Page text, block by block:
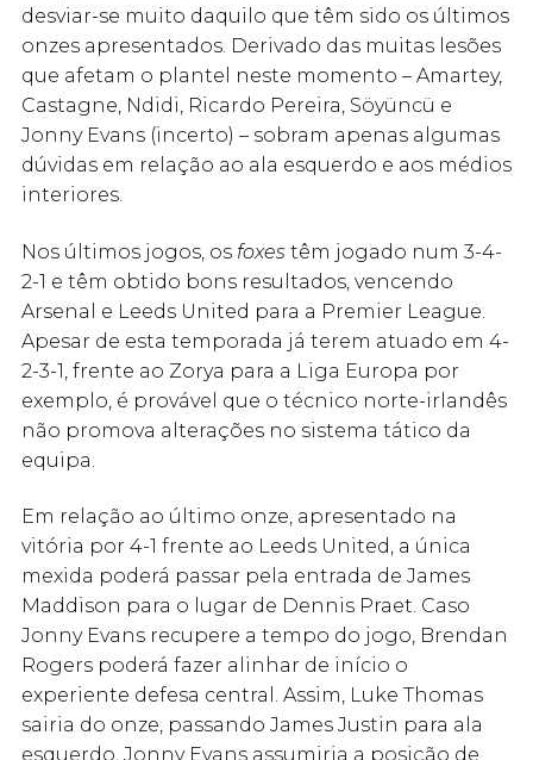
desviar-se muito daquilo que têm sido os últimos
onzes apresentados. Derivado das muitas lesões
que afetam o plantel neste momento – Amartey,
Castagne, Ndidi, Ricardo Pereira, Söyüncü e
Jonny Evans (incerto) – sobram apenas algumas
dúvidas em relação ao ala esquerdo e aos médios
interiores.
Nos últimos jogos, os foxes têm jogado num 3-4-
2-1 e têm obtido bons resultados, vencendo
Arsenal e Leeds United para a Premier League.
Apesar de esta temporada já terem atuado em 4-
2-3-1, frente ao Zorya para a Liga Europa por
exemplo, é provável que o técnico norte-irlandês
não promova alterações no sistema tático da
equipa.
Em relação ao último onze, apresentado na
vitória por 4-1 frente ao Leeds United, a única
mexida poderá passar pela entrada de James
Maddison para o lugar de Dennis Praet. Caso
Jonny Evans recupere a tempo do jogo, Brendan
Rogers poderá fazer alinhar de início o
experiente defesa central. Assim, Luke Thomas
sairia do onze, passando James Justin para ala
esquerdo, Jonny Evans assumiria a posição de